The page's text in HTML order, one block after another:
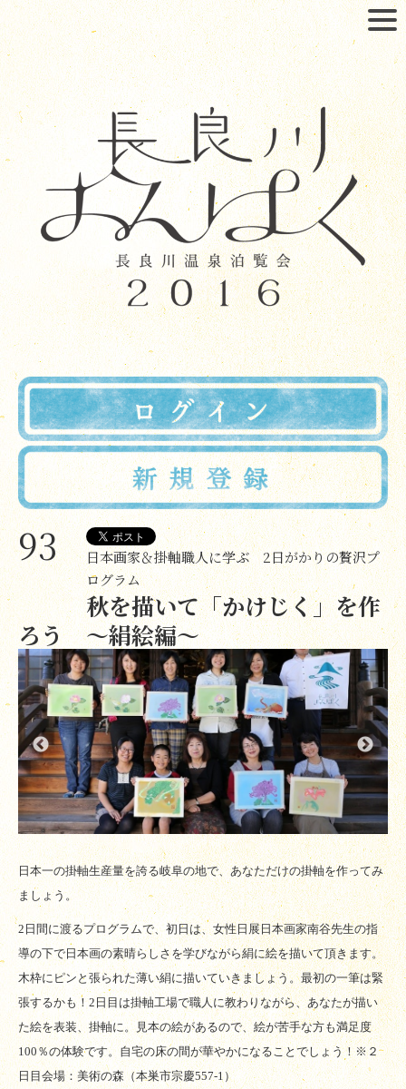
93
日本画家＆掛軸職人に学ぶ 2日がかりの贅沢プ
ログラム
秋を描いて「かけじく」を作
ろう ～絹絵編～
日本一の掛軸生産量を誇る岐阜の地で、あなただけの掛軸を作ってみ
ましょう。
2日間に渡るプログラムで、初日は、女性日展日本画家南谷先生の指
導の下で日本画の素晴らしさを学びながら絹に絵を描いて頂きます。
木枠にピンと張られた薄い絹に描いていきましょう。最初の一筆は緊
張するかも！2日目は掛軸工場で職人に教わりながら、あなたが描い
た絵を表装、掛軸に。見本の絵があるので、絵が苦手な方も満足度
100％の体験です。自宅の床の間が華やかになることでしょう！※２
日目会場：美術の森（本巣市宗慶557-1）